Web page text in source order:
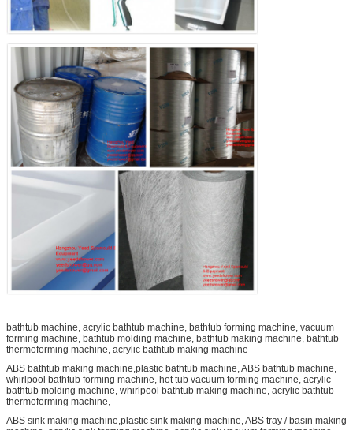
bathtub machine, acrylic bathtub machine, bathtub forming machine, vacuum
forming machine, bathtub molding machine, bathtub making machine, bathtub
thermoforming machine, acrylic bathtub making machine
ABS bathtub making machine,plastic bathtub machine, ABS bathtub machine,
whirlpool bathtub forming machine, hot tub vacuum forming machine, acrylic
bathtub molding machine, whirlpool bathtub making machine, acrylic bathtub
thermoforming machine,
ABS sink making machine,plastic sink making machine, ABS tray / basin making